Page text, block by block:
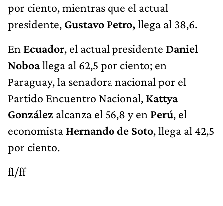
por ciento, mientras que el actual
presidente, Gustavo Petro,llega al 38,6.
En Ecuador, el actual presidente Daniel
Noboallega al 62,5 por ciento; en
Paraguay, la senadora nacional por el
Partido Encuentro Nacional, Kattya
González alcanza el 56,8 y en Perú, el
economista Hernando de Soto, llega al 42,5
por ciento.
fl/ff